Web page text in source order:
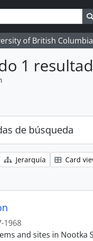
of British Columbia
1
de búsqueda
Jerarquía Card
1968
and sites in Nootka